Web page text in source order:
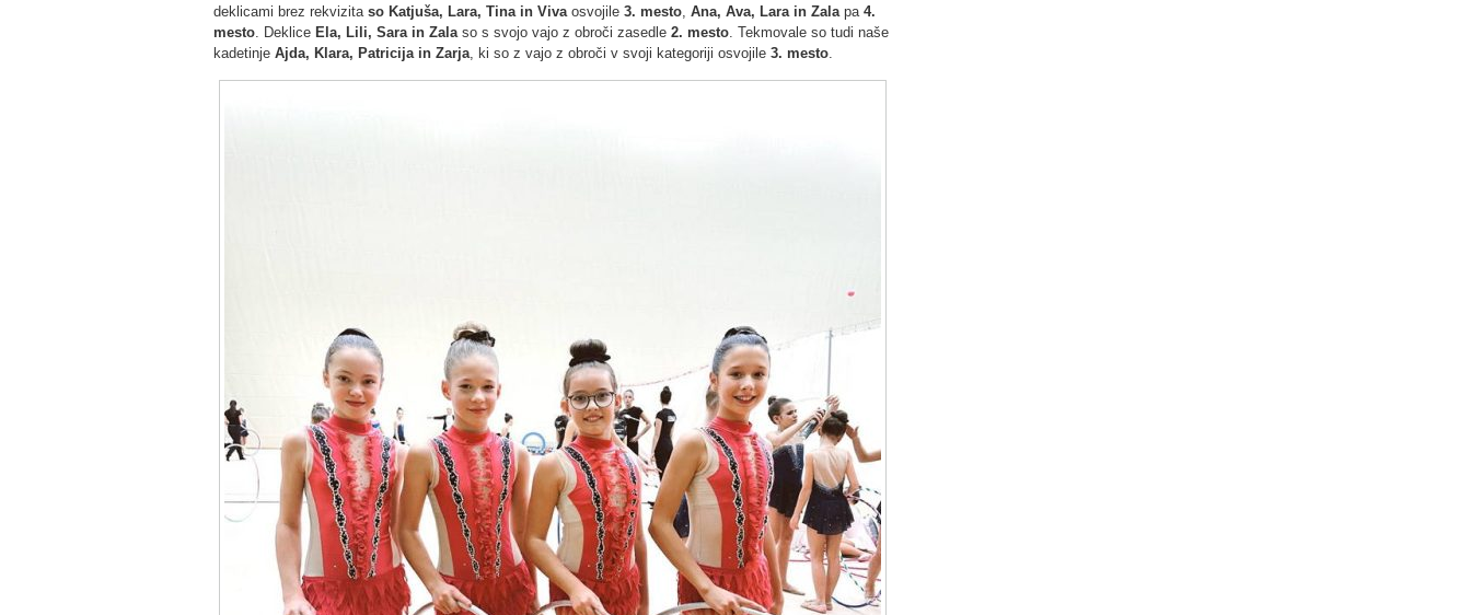
deklicami brez rekvizita so Katjuša, Lara, Tina in Vivaosvojile 3. mesto, Ana, Ava, Lara in Zalapa 4.
mesto. DekliceEla, Lili, Sara in Zalaso s svojo vajo z obroči zasedle 2. mesto. Tekmovale so tudi naše
kadetinje Ajda, Klara, Patricija in Zarja, ki so z vajo z obroči v svoji kategoriji osvojile 3. mesto.